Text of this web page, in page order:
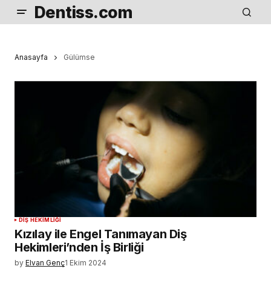
Dentiss.com
Anasayfa Gülümse
DIŞ HEKIMLIĞI
Kızılay ile Engel Tanımayan Diş
Hekimleri’nden İş Birliği
by Elvan Genç1 Ekim 2024